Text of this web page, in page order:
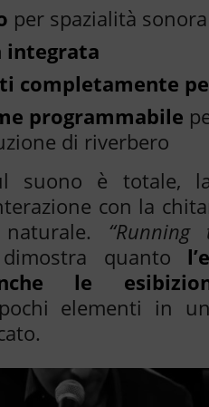
per spazialità sonora
integrata
completamente
programmabile
di riverbero
suono è totale,
con la
quanto
le
elementi in